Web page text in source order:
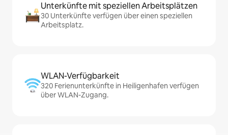
Unterkünfte mit speziellen Arbeitsplätzen
30 Unterkünfte verfügen über einen speziellen
Arbeitsplatz.
WLAN-Verfügbarkeit
320 Ferienunterkünfte in Heiligenhafen verfügen
über WLAN-Zugang.